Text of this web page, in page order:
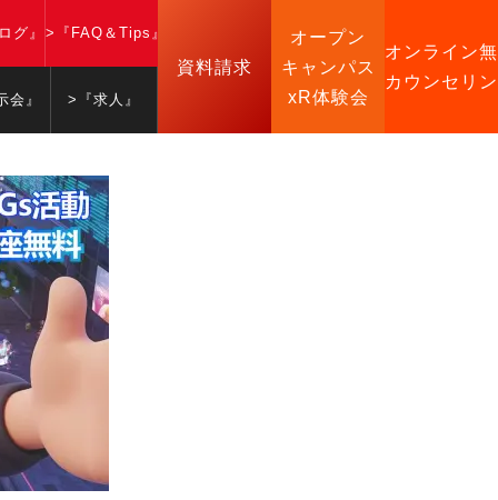
グ』 >『FAQ＆Tips』
会』 >『求人』
資料請求
オープン
キャンパス
xR体験会
オンライン
カウンセリ